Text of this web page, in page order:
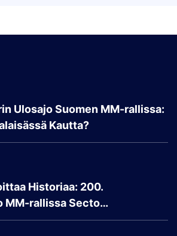
Ulosajo Suomen MM-rallissa:
Kautta?
Historiaa: 200.
MM-rallissa Secto…